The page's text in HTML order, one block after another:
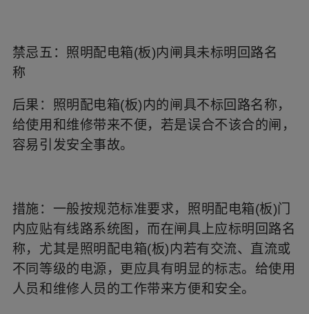
禁忌五：照明配电箱(板)内闸具未标明回路名
称
后果：照明配电箱(板)内的闸具不标回路名称，
给使用和维修带来不便，若是误合不该合的闸，
容易引发安全事故。
措施：一般按规范标准要求，照明配电箱(板)门
内应贴有线路系统图，而在闸具上应标明回路名
称，尤其是照明配电箱(板)内若有交流、直流或
不同等级的电源，更应具有明显的标志。给使用
人员和维修人员的工作带来方便和安全。